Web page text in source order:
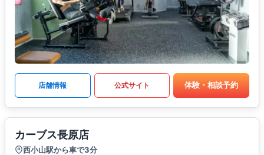
店舗情報 公式サイト 体験・相談予約
カーブス長原店
西小山駅から車で3分